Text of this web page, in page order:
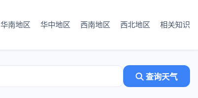
华南地区 华中地区 西南地区 西北地区 相关知识
查询天气